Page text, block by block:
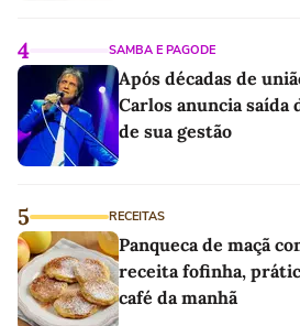
4 SAMBA E PAGODE
Após décadas de
Carlos anuncia saída
de sua gestão
5 RECEITAS
Panqueca de maçã
receita fofinha,
café da manhã